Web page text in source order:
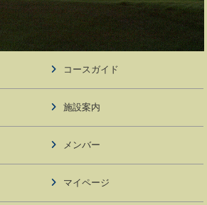
コースガイド
施設案内
メンバー
マイページ